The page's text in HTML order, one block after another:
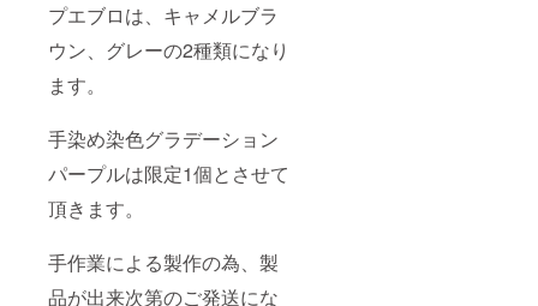
プエブロは、キャメルブラ
ウン、グレーの2種類になり
ます。
手染め染色グラデーション
パープルは限定1個とさせて
頂きます。
手作業による製作の為、製
品が出来次第のご発送にな